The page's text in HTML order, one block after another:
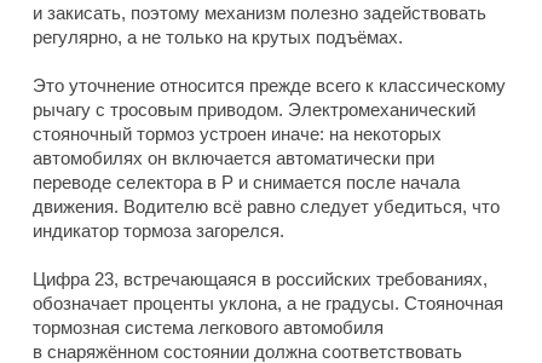
и закисать, поэтому механизм полезно задействовать
регулярно, а не только на крутых подъёмах.
Это уточнение относится прежде всего к классическому
рычагу с тросовым приводом. Электромеханический
стояночный тормоз устроен иначе: на некоторых
автомобилях он включается автоматически при
переводе селектора в P и снимается после начала
движения. Водителю всё равно следует убедиться, что
индикатор тормоза загорелся.
Цифра 23, встречающаяся в российских требованиях,
обозначает проценты уклона, а не градусы. Стояночная
тормозная система легкового автомобиля
в снаряжённом состоянии должна соответствовать